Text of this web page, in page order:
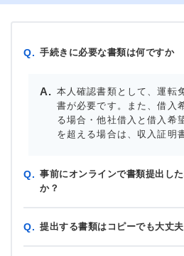
Q. 手続きに必要な書類は何ですか
本人確認書類として、運転
書が必要です。また、借入
る場合・他社借入と借入希
を超える場合は、収入証明
Q. 事前にオンラインで書類提出し
か？
Q. 提出する書類はコピーでも大丈